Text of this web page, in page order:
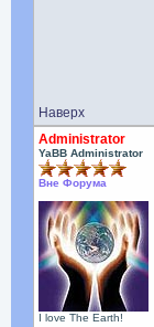
Наверх
Administrator
YaBB Administrator
Вне Форума
I love The Earth!